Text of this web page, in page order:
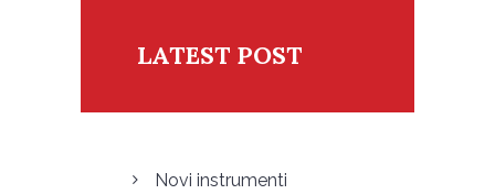
LATEST POST
Novi instrumenti